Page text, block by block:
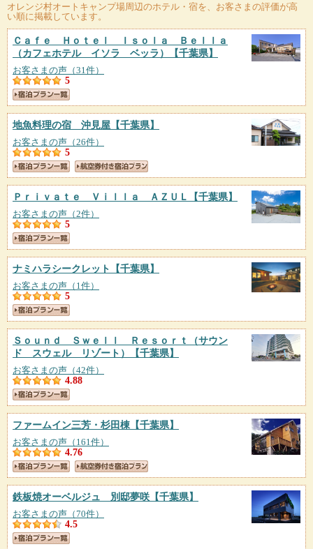
オレンジ村オートキャンプ場周辺のホテル・宿を、お客さまの評価が高
い順に掲載しています。
Ｃａｆｅ Ｈｏｔｅｌ Ｉｓｏｌａ Ｂｅｌｌａ
（カフェホテル イソラ ベッラ）
【千葉県】
お客さまの声（31件）
5
地魚料理の宿 沖見屋 【千葉県】
お客さまの声（26件）
5
Ｐｒｉｖａｔｅ Ｖｉｌｌａ ＡＺＵＬ 【千葉県】
お客さまの声（2件）
5
ナミハラシークレット 【千葉県】
お客さまの声（1件）
5
Ｓｏｕｎｄ Ｓｗｅｌｌ Ｒｅｓｏｒｔ（サウン
ド スウェル リゾート）
【千葉県】
お客さまの声（42件）
4.88
ファームイン三芳・杉田棟 【千葉県】
お客さまの声（161件）
4.76
鉄板焼オーベルジュ 別邸夢咲 【千葉県】
お客さまの声（70件）
4.5